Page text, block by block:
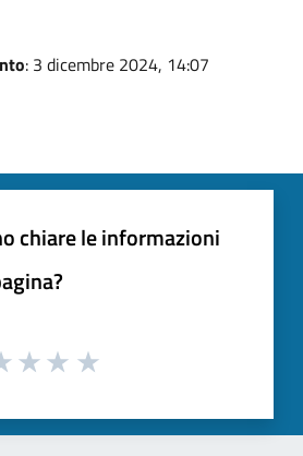
: 3 dicembre 2024, 14:07
chiare le informazioni